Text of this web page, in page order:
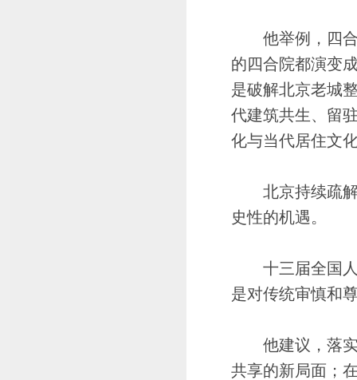
他举例，四合
的四合院都演变
是破解北京老城
代建筑共生、留
化与当代居住文
北京持续疏解
史性的机遇。
十三届全国人
是对传统审慎和
他建议，落实
共享的新局面；